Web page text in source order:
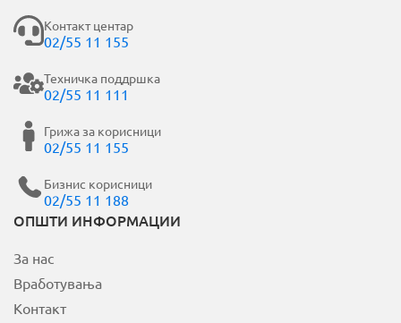
ИНТЕРНЕТ
ТЕЛЕВИЗИЈА
ТЕЛЕФОНИЈА
MOJ НЕОТЕЛ
Плати сметка
За Неотел
Контакт центар
02/55 11 155
Техничка поддршка
02/55 11 111
Грижа за корисници
02/55 11 155
Бизнис корисници
02/55 11 188
ОПШТИ ИНФОРМАЦИИ
За нас
Вработувања
Контакт